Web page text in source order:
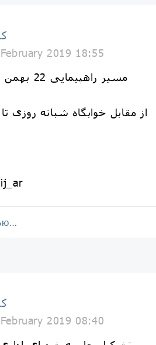
2019 18:55
مسیر راهپیمایی 22 بهمن 97 در شهر کتیچ
از مقابل خوابگاه شبانه روزی
2019 08:40